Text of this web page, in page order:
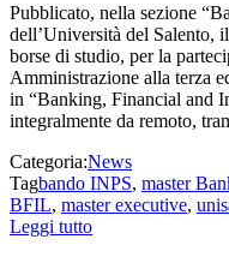
Pubblicato, nella sezione
dell’Università del Salento,
borse di studio, per la
Amministrazione alla terza
in “Banking, Financial and
integralmente da remoto,
Categoria:News
Tagbando INPS, master
BFIL, master executive,
Leggi tutto